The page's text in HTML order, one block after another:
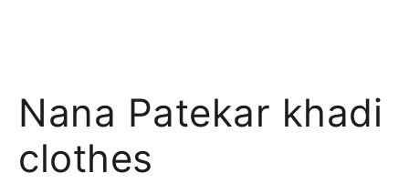
Nana Patekar khadi
clothes